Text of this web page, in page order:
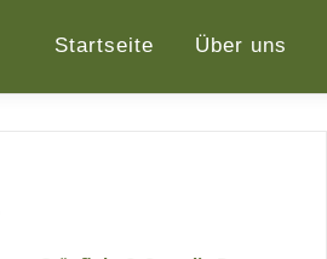
Startseite Über uns